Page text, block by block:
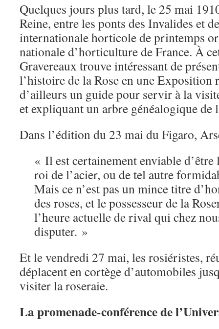
Quelques jours plus tard, le 25 mai
Reine, entre les ponts des Invalides et
internationale horticole de printemps
nationale d’horticulture de France. À
Gravereaux trouve intéressant de
l’histoire de la Rose en une
d’ailleurs un guide pour servir à la
et expliquant un arbre généalogique de
Dans l’édition du 23 mai du Figaro,
« Il est certainement enviable
roi de l’acier, ou de tel autre
Mais ce n’est pas un mince titre
des roses, et le possesseur de la
l’heure actuelle de rival qui chez
disputer. »
Et le vendredi 27 mai, les rosiéristes,
déplacent en cortège d’automobiles
visiter la roseraie.
La promenade-conférence de